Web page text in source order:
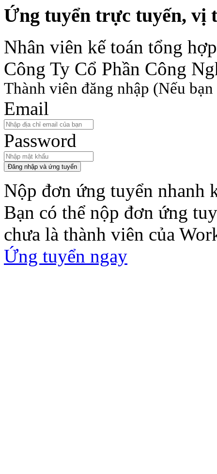
Ứng tuyển trực tuyến, vị
Nhân viên kế toán tổng hợp
Công Ty Cổ Phần Công
Thành viên đăng nhập (Nếu
Email
Password
Đăng nhập và ứng tuyển
Nộp đơn ứng tuyển nhanh
Bạn có thể nộp đơn ứng
chưa là thành viên của
Ứng tuyển ngay